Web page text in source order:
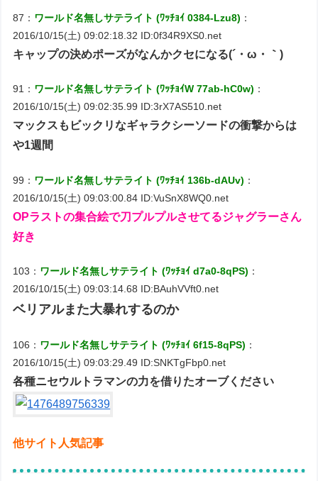
87： ワールド名無しサテライト (ﾜｯﾁｮｲ 0384-Lzu8) ：
2016/10/15(土) 09:02:18.32 ID:0f34R9XS0.net
キャップの決めポーズがなんかクセになる(´・ω・｀)
91： ワールド名無しサテライト (ﾜｯﾁｮｲW 77ab-hC0w) ：
2016/10/15(土) 09:02:35.99 ID:3rX7AS510.net
マックスもビックリなギャラクシーソードの衝撃からは
や1週間
99： ワールド名無しサテライト (ﾜｯﾁｮｲ 136b-dAUv) ：
2016/10/15(土) 09:03:00.84 ID:VuSnX8WQ0.net
OPラストの集合絵で刀プルプルさせてるジャグラーさん
好き
103： ワールド名無しサテライト (ﾜｯﾁｮｲ d7a0-8qPS) ：
2016/10/15(土) 09:03:14.68 ID:BAuhVVft0.net
ベリアルまた大暴れするのか
106： ワールド名無しサテライト (ﾜｯﾁｮｲ 6f15-8qPS) ：
2016/10/15(土) 09:03:29.49 ID:SNKTgFbp0.net
各種ニセウルトラマンの力を借りたオーブください
他サイト人気記事